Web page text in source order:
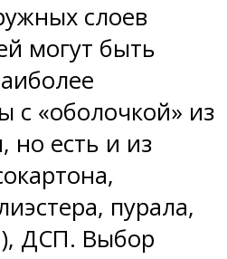
слоев
могут быть
с «оболочкой» из
но есть и из
пурала,
ДСП. Выбор